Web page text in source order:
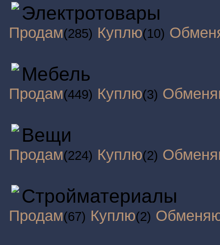
Электротовары
Продам(285) Куплю(10)
Мебель
Продам(449) Куплю(3)
Вещи
Продам(224) Куплю(2)
Стройматериалы
Продам(67) Куплю(2)